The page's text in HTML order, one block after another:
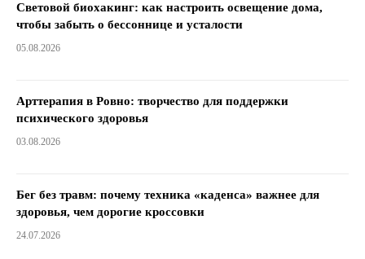
Световой биохакинг: как настроить освещение дома,
чтобы забыть о бессоннице и усталости
05.08.2026
Арттерапия в Ровно: творчество для поддержки
психического здоровья
03.08.2026
Бег без травм: почему техника «каденса» важнее для
здоровья, чем дорогие кроссовки
24.07.2026